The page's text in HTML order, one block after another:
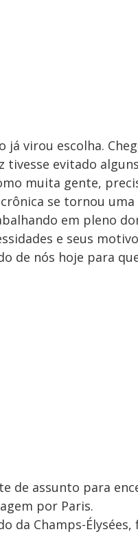
já virou escolha.
tivesse evitado
muita gente,
se tornou
em pleno
e seus
de nós hoje para
de assunto para
por Paris.
da Champs-